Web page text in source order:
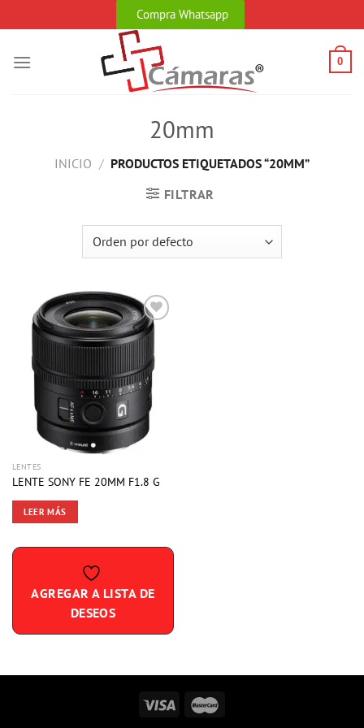
to
Compra Whatsapp
0
20mm
INICIO / PRODUCTOS ETIQUETADOS “20MM”
FILTRAR
AGREGAR
A LISTA
DE
DESEOS
LENTES
LENTE SONY FE 20MM F1.8 G
LEER MÁS
AGREGAR A LISTA DE
DESEOS